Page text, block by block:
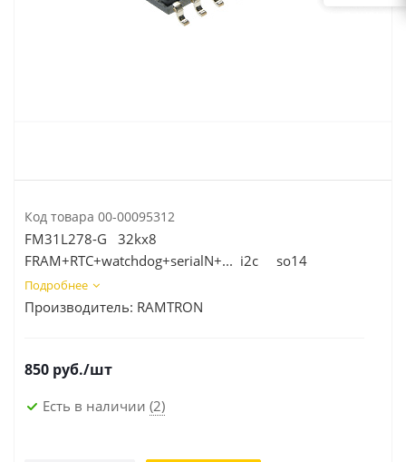
Код товара 00-00095312
FM31L278-G 32kх8
FRAM+RTC+watchdog+serialN+... i2c so14
Подробнее
Производитель: RAMTRON
850 руб./шт
Есть в наличии (2)